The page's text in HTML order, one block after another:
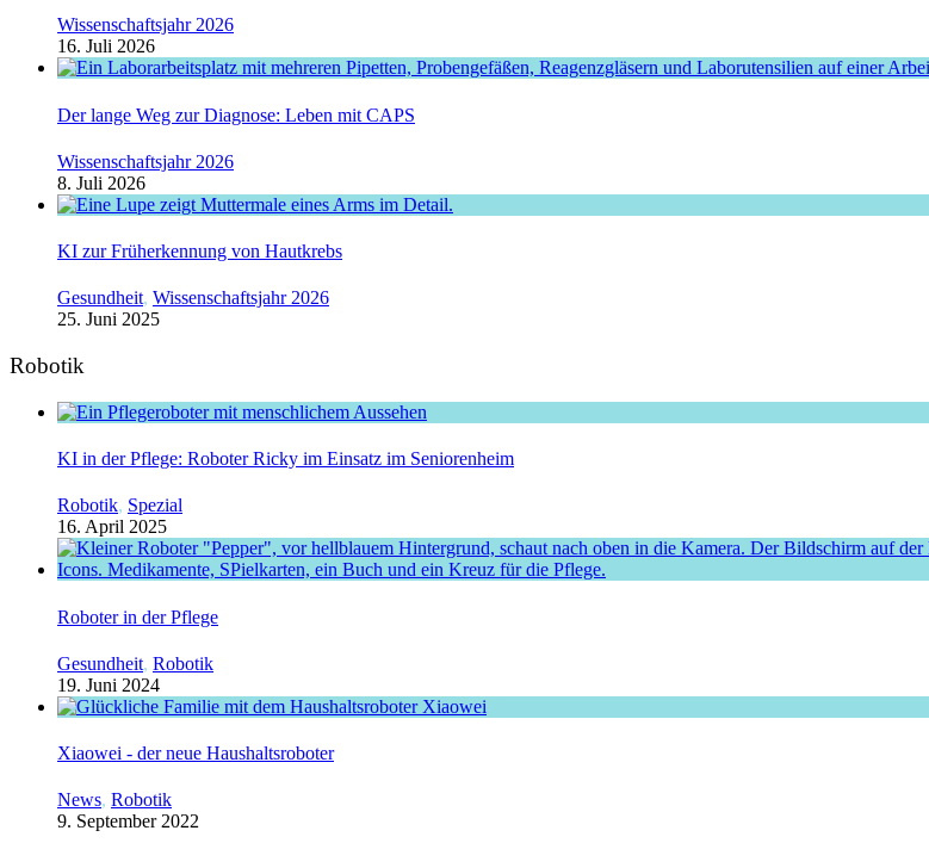
Wissenschaftsjahr 2026
16. Juli 2026
Der lange Weg zur Diagnose: Leben mit CAPS
Wissenschaftsjahr 2026
8. Juli 2026
KI zur Früherkennung von Hautkrebs
Gesundheit, Wissenschaftsjahr 2026
25. Juni 2025
Robotik
KI in der Pflege: Roboter Ricky im Einsatz im Seniorenheim
Robotik, Spezial
16. April 2025
Roboter in der Pflege
Gesundheit, Robotik
19. Juni 2024
Xiaowei - der neue Haushaltsroboter
News, Robotik
9. September 2022